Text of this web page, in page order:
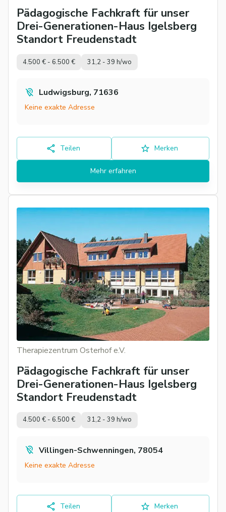
Pädagogische Fachkraft für unser
Drei-Generationen-Haus Igelsberg
Standort Freudenstadt
4.500 € - 6.500 € 31,2 - 39 h/wo
Ludwigsburg, 71636
Keine exakte Adresse
Teilen Merken
Mehr erfahren
Therapiezentrum Osterhof e.V.
Pädagogische Fachkraft für unser
Drei-Generationen-Haus Igelsberg
Standort Freudenstadt
4.500 € - 6.500 € 31,2 - 39 h/wo
Villingen-Schwenningen, 78054
Keine exakte Adresse
Teilen Merken